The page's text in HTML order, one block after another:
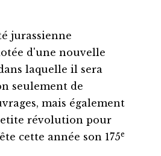
jurassienne
d'une nouvelle
laquelle il sera
seulement de
mais également
révolution pour
cette année son 175e